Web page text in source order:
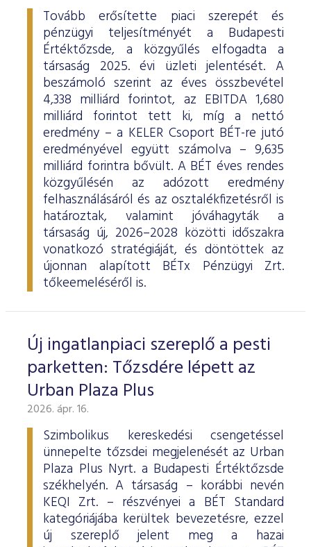
Tovább erősítette piaci szerepét és
pénzügyi teljesítményét a Budapesti
Értéktőzsde, a közgyűlés elfogadta a
társaság 2025. évi üzleti jelentését. A
beszámoló szerint az éves összbevétel
4,338 milliárd forintot, az EBITDA 1,680
milliárd forintot tett ki, míg a nettó
eredmény – a KELER Csoport BÉT-re jutó
eredményével együtt számolva – 9,635
milliárd forintra bővült. A BÉT éves rendes
közgyűlésén az adózott eredmény
felhasználásáról és az osztalékfizetésről is
határoztak, valamint jóváhagyták a
társaság új, 2026–2028 közötti időszakra
vonatkozó stratégiáját, és döntöttek az
újonnan alapított BÉTx Pénzügyi Zrt.
tőkeemeléséről is.
Új ingatlanpiaci szereplő a pesti
parketten: Tőzsdére lépett az
Urban Plaza Plus
2026. ápr. 16.
Szimbolikus kereskedési csengetéssel
ünnepelte tőzsdei megjelenését az Urban
Plaza Plus Nyrt. a Budapesti Értéktőzsde
székhelyén. A társaság – korábbi nevén
KEQI Zrt. – részvényei a BÉT Standard
kategóriájába kerültek bevezetésre, ezzel
új szereplő jelent meg a hazai